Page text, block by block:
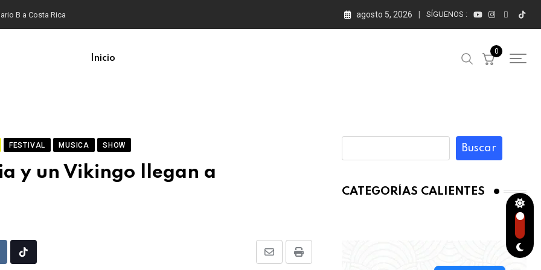
B a Costa Rica agosto 5, 2026 SÍGUENOS :
Inicio
0
FESTIVAL MUSICA SHOW
y un Vikingo llegan a
Print
Share
Tiktok
Buscar
CATEGORÍAS CALIENTES